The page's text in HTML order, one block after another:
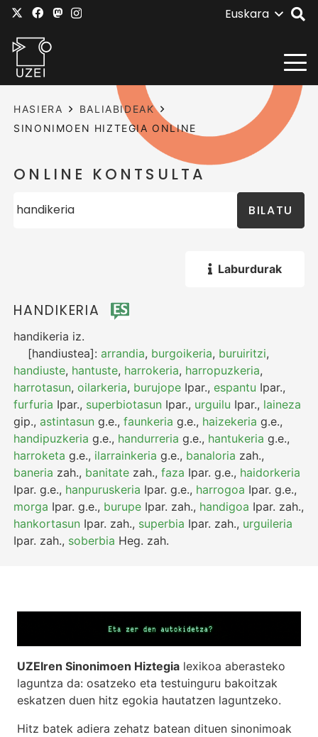
Euskara
HASIERA
BALIABIDEAK
SINONIMOEN HIZTEGIA ONLINE
ONLINE KONTSULTA
BILATU
Laburdurak
HANDIKERIA
handikeria iz.
[handiustea]:arrandia, burgoikeria, buruiritzi,
handiuste, hantuste, harrokeria, harropuzkeria,
harrotasun,oilarkeria, burujope Ipar.,espantu Ipar.,
furfuria Ipar., superbiotasun Ipar., urguilu Ipar., laineza
gip.,astintasun g.e.,faunkeria g.e., haizekeria g.e.,
handipuzkeria g.e., handurreria g.e., hantukeria g.e.,
harroketa g.e., ilarrainkeria g.e., banaloria zah.,
baneria zah., banitate zah.,faza Ipar. g.e., haidorkeria
Ipar. g.e., hanpuruskeria Ipar. g.e., harrogoa Ipar. g.e.,
morga Ipar. g.e., burupe Ipar. zah., handigoa Ipar. zah.,
hankortasun Ipar. zah., superbia Ipar. zah., urguileria
Ipar. zah., soberbia Heg. zah.
UZEIren Sinonimoen Hiztegia lexikoa aberasteko
laguntza da: osatzeko eta testuinguru bakoitzak
eskatzen duen hitz egokia hautatzen laguntzeko.
Hitz batek adiera zehatz batean dituen sinonimoak